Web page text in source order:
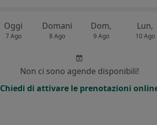
Oggi
7 Ago
Domani
8 Ago
Dom,
9 Ago
Lun,
10 Ago
Non ci sono agende disponibili!
Chiedi di attivare le prenotazioni